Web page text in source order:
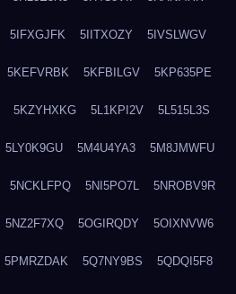
5IFXGJFK 5IITXOZY 5IVSLWGV
5KEFVRBK 5KFBILGV 5KP635PE
5KZYHXKG 5L1KPI2V 5L515L3S
5LY0K9GU 5M4U4YA3 5M8JMWFU
5NCKLFPQ 5NI5PO7L 5NROBV9R
5NZ2F7XQ 5OGIRQDY 5OIXNVW6
5PMRZDAK 5Q7NY9BS 5QDQI5F8